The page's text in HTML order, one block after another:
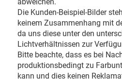
Die Kunden-Beispiel-Bilder
keinem Zusammenhang mit
da uns diese unter den
Lichtverhältnissen zur
Bitte beachte, dass es bei
produktionsbedingt zu
kann und dies keinen